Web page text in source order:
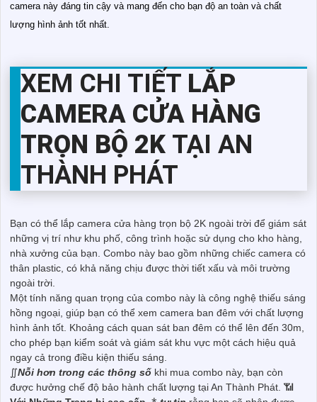
camera này đáng tin cậy và mang đến cho bạn độ an toàn và chất
lượng hình ảnh tốt nhất.
XEM CHI TIẾT LẮP
CAMERA CỬA HÀNG
TRỌN BỘ 2K TẠI AN
THÀNH PHÁT
Bạn có thể lắp camera cửa hàng trọn bộ 2K ngoài trời để giám sát
những vị trí như khu phố, công trình hoặc sử dụng cho kho hàng,
nhà xưởng của bạn. Combo này bao gồm những chiếc camera có
thân plastic, có khả năng chịu được thời tiết xấu và môi trường
ngoài trời.
Một tính năng quan trọng của combo này là công nghệ thiếu sáng
hồng ngoại, giúp bạn có thể xem camera ban đêm với chất lượng
hình ảnh tốt. Khoảng cách quan sát ban đêm có thể lên đến 30m,
cho phép bạn kiểm soát và giám sát khu vực một cách hiệu quả
ngay cả trong điều kiện thiếu sáng.
∬Nỗi hơn trong các thông số khi mua combo này, bạn còn
được hưởng chế độ bảo hành chất lượng tại An Thành Phát. 📶